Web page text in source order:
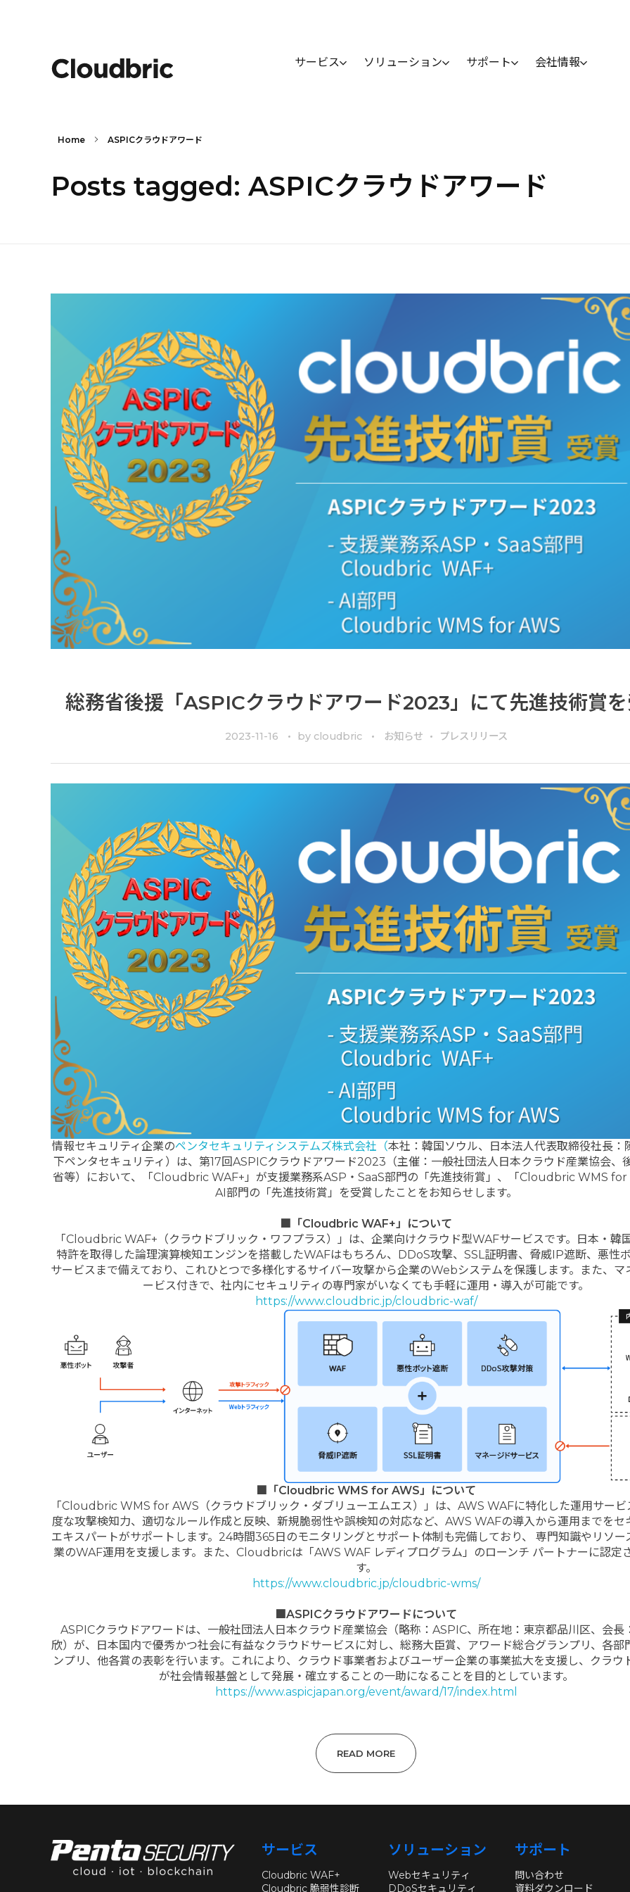
サービス ソリューション サポート 会社情報
Home ASPICクラウドアワード
Posts tagged: ASPICクラウドアワード
総務省後援「ASPICクラウドアワード2023」にて先進技術賞
2023-11-16 by cloudbric お知らせ プレスリリース
情報セキュリティ企業のペンタセキュリティシステムズ株式会社（本社：韓国ソウル、日本法人代表取締役社長：
下ペンタセキュリティ）は、第17回ASPICクラウドアワード2023（主催：一般社団法人日本クラウド産業協会、
省等）において、「Cloudbric WAF+」が支援業務系ASP・SaaS部門の「先進技術賞」、「Cloudbric WMS for
AI部門の「先進技術賞」を受賞したことをお知らせします。
■「Cloudbric WAF+」について
「Cloudbric WAF+（クラウドブリック・ワフプラス）」は、企業向けクラウド型WAFサービスです。日本・韓
特許を取得した論理演算検知エンジンを搭載したWAFはもちろん、DDoS攻撃、SSL証明書、脅威IP遮断、悪性
サービスまで備えており、これひとつで多様化するサイバー攻撃から企業のWebシステムを保護します。また、マ
ービス付きで、社内にセキュリティの専門家がいなくても手軽に運用・導入が可能です。
https://www.cloudbric.jp/cloudbric-waf/
■「Cloudbric WMS for AWS」について
「Cloudbric WMS for AWS（クラウドブリック・ダブリューエムエス）」は、AWS WAFに特化した運用サービ
度な攻撃検知力、適切なルール作成と反映、新規脆弱性や誤検知の対応など、AWS WAFの導入から運用までをセ
エキスパートがサポートします。24時間365日のモニタリングとサポート体制も完備しており、 専門知識やリソー
業のWAF運用を支援します。また、Cloudbricは「AWS WAF レディプログラム」のローンチ パートナーに認定
す。
https://www.cloudbric.jp/cloudbric-wms/
■ASPICクラウドアワードについて
ASPICクラウドアワードは、一般社団法人日本クラウド産業協会（略称：ASPIC、所在地：東京都品川区、会長
欣）が、日本国内で優秀かつ社会に有益なクラウドサービスに対し、総務大臣賞、アワード総合グランプリ、各部
ンプリ、他各賞の表彰を行います。これにより、クラウド事業者およびユーザー企業の事業拡大を支援し、クラウ
が社会情報基盤として発展・確立することの一助になることを目的としています。
https://www.aspicjapan.org/event/award/17/index.html
READ MORE
サービス
Cloudbric WAF+
Cloudbric 脆弱性診断
ソリューション
Webセキュリティ
DDoSセキュリティ
サポート
問い合わせ
資料ダウンロード